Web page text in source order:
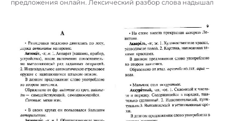
предложения онлайн. Лексический разбор слова надышал